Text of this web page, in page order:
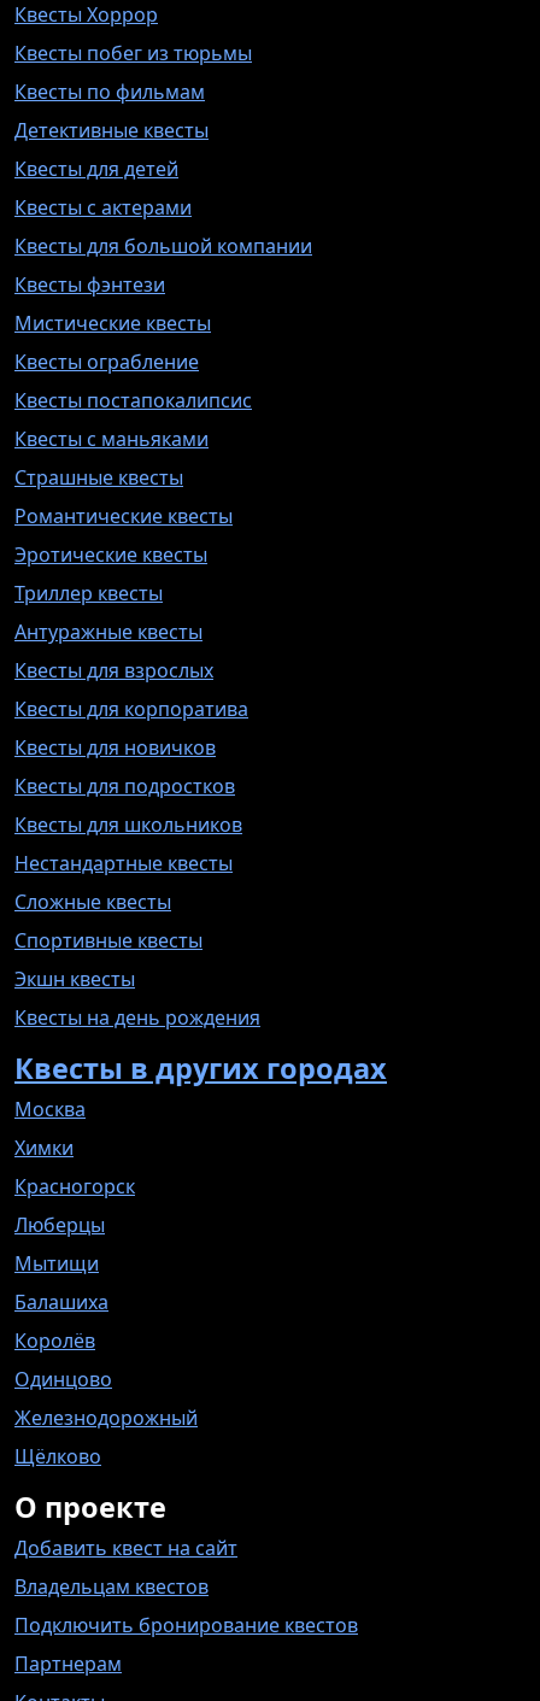
Квесты Хоррор
Квесты побег из тюрьмы
Квесты по фильмам
Детективные квесты
Квесты для детей
Квесты с актерами
Квесты для большой компании
Квесты фэнтези
Мистические квесты
Квесты ограбление
Квесты постапокалипсис
Квесты с маньяками
Страшные квесты
Романтические квесты
Эротические квесты
Триллер квесты
Антуражные квесты
Квесты для взрослых
Квесты для корпоратива
Квесты для новичков
Квесты для подростков
Квесты для школьников
Нестандартные квесты
Сложные квесты
Спортивные квесты
Экшн квесты
Квесты на день рождения
Квесты в других городах
Москва
Химки
Красногорск
Люберцы
Мытищи
Балашиха
Королёв
Одинцово
Железнодорожный
Щёлково
О проекте
Добавить квест на сайт
Владельцам квестов
Подключить бронирование квестов
Партнерам